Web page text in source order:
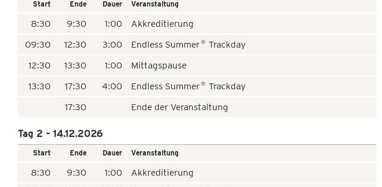
Start Ende Dauer Veranstaltung
8:30 9:30 1:00
Akkreditierung
09:30
12:30 3:00 Endless Summer® Trackday
12:30
13:30 1:00
Mittagspause
13:30
17:30 4:00 Endless Summer® Trackday
17:30
Ende der Veranstaltung
Tag 2 – 14.12.2026
Start Ende Dauer Veranstaltung
8:30 9:30 1:00
Akkreditierung